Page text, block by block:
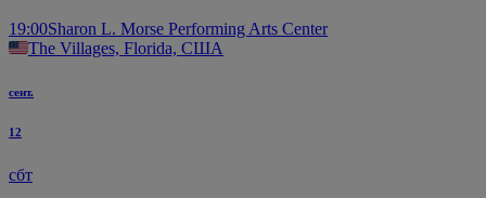
19:00Sharon L. Morse Performing Arts Center
The Villages, Florida, США
сент.
12
сбт